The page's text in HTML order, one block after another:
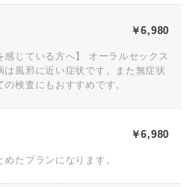
￥6,980
感じている方へ】 オーラルセックス
風邪に近い症状です。また無症状
検査にもおすすめです。
￥6,980
たプランになります。